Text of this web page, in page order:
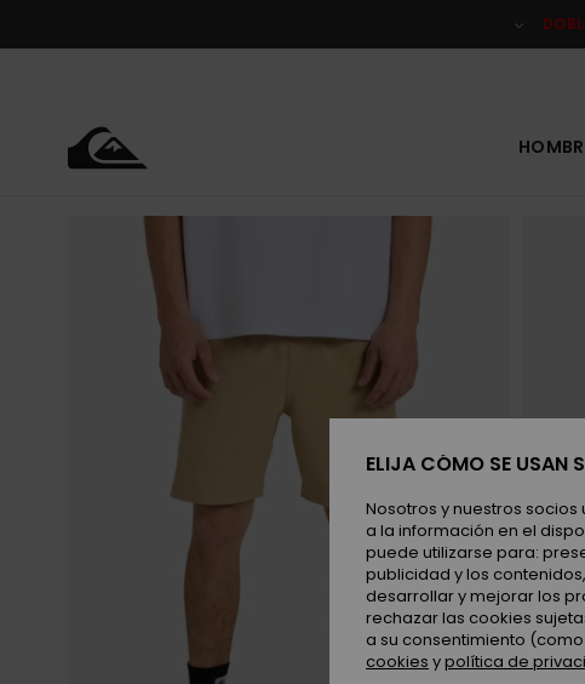
del
ELIJA CÓMO SE USAN
Nosotros y nuestros
a la información en el
puede utilizarse para:
publicidad y los
desarrollar y mejorar los
rechazar las cookies
a su consentimiento
cookies ypolítica de